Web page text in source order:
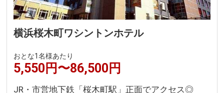
横浜桜木町ワシントンホテル
おとな1名様あたり
5,550円〜86,500円
JR・市営地下鉄「桜木町駅」正面でアクセス◎